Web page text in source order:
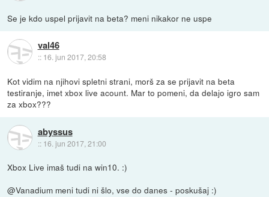
Se je kdo uspel prijavit na beta? meni nikakor ne uspe
val46
:: 16. jun 2017, 20:58
Kot vidim na njihovi spletni strani, morš za se prijavit na beta
testiranje, imet xbox live acount. Mar to pomeni, da delajo igro sam
za xbox???
abyssus
:: 16. jun 2017, 21:00
Xbox Live imaš tudi na win10. :)
@Vanadium meni tudi ni šlo, vse do danes - poskušaj :)